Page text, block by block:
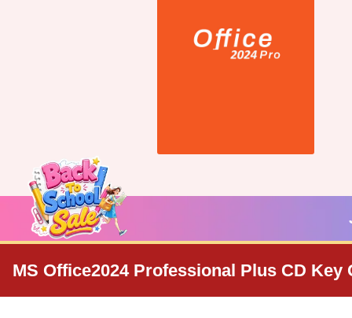
MS Office2024 Professional Plus CD Key